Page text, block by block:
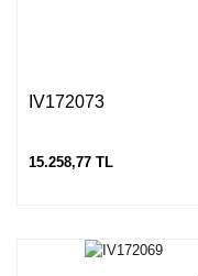
IV172073
15.258,77 TL